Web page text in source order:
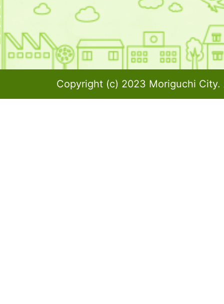
Copyright (c) 2023 Moriguchi City.